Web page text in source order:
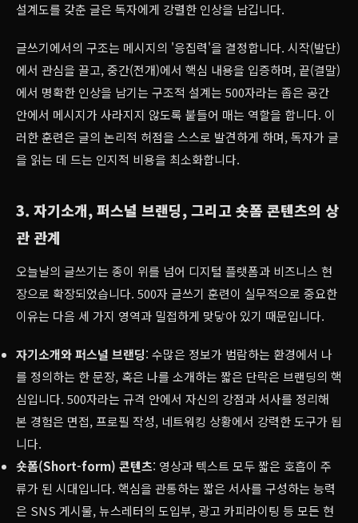
설계도를 갖춘 글은 독자에게 강렬한 인상을 남깁니다.
글쓰기에서의 구조는 메시지의 '응집력'을 결정합니다. 시작(발단)
에서 관심을 끌고, 중간(전개)에서 핵심 내용을 입증하며, 끝(결말)
에서 명확한 인상을 남기는 구조적 설계는 500자라는 좁은 공간
안에서 메시지가 사라지지 않도록 붙들어 매는 역할을 합니다. 이
러한 훈련은 글의 논리적 허점을 스스로 발견하게 하며, 독자가 글
을 읽는 데 드는 인지적 비용을 최소화합니다.
3. 자기소개, 퍼스널 브랜딩, 그리고 숏폼 콘텐츠의 상
관 관계
오늘날의 글쓰기는 종이 위를 넘어 디지털 플랫폼과 비즈니스 현
장으로 확장되었습니다. 500자 글쓰기 훈련이 실무적으로 중요한
이유는 다음 세 가지 영역과 밀접하게 맞닿아 있기 때문입니다.
자기소개와 퍼스널 브랜딩: 수많은 정보가 범람하는 환경에서 나
를 정의하는 한 문장, 혹은 나를 소개하는 짧은 단락은 브랜딩의 핵
심입니다. 500자라는 규격 안에서 자신의 강점과 서사를 정리해
본 경험은 면접, 프로필 작성, 네트워킹 상황에서 강력한 도구가 됩
니다.
숏폼(Short-form) 콘텐츠: 영상과 텍스트 모두 짧은 호흡이 주
류가 된 시대입니다. 핵심을 관통하는 짧은 서사를 구성하는 능력
은 SNS 게시물, 뉴스레터의 도입부, 광고 카피라이팅 등 모든 현